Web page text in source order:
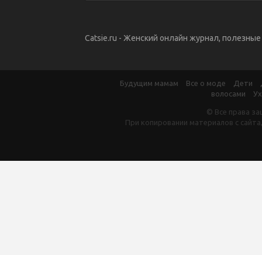
Catsie.ru - Женский онлайн журнал,
Будущим мамам Все о моде Дети
волосами
© Все права
При копировании материалов с